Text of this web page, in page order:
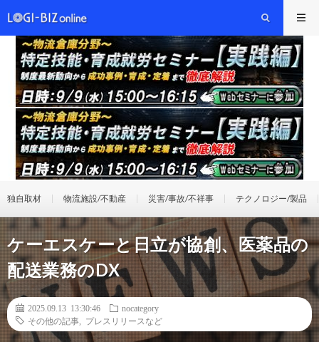
独自取材 物流施設/不動産 災害/事故/不祥事 テクノロジー/製品
ケーエスケーと日立が協創、医薬品の
配送業務のDX
2025.09.13 13:30:46
nocategory
その他の記事
プレスリリースなど